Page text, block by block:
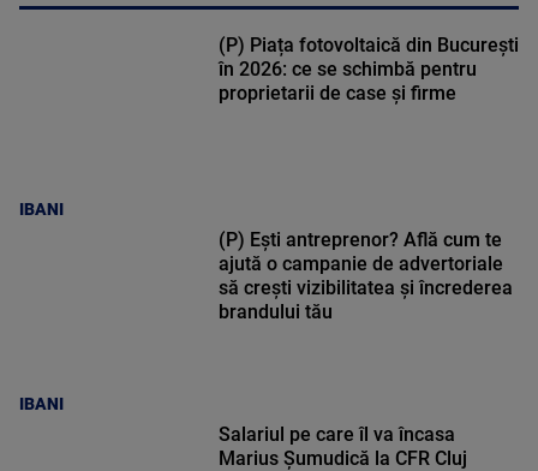
IBANI
(P) Piața fotovoltaică din București
în 2026: ce se schimbă pentru
proprietarii de case și firme
IBANI
(P) Ești antreprenor? Află cum te
ajută o campanie de advertoriale
să crești vizibilitatea și încrederea
brandului tău
Salariul pe care îl va încasa
Marius Șumudică la CFR Cluj